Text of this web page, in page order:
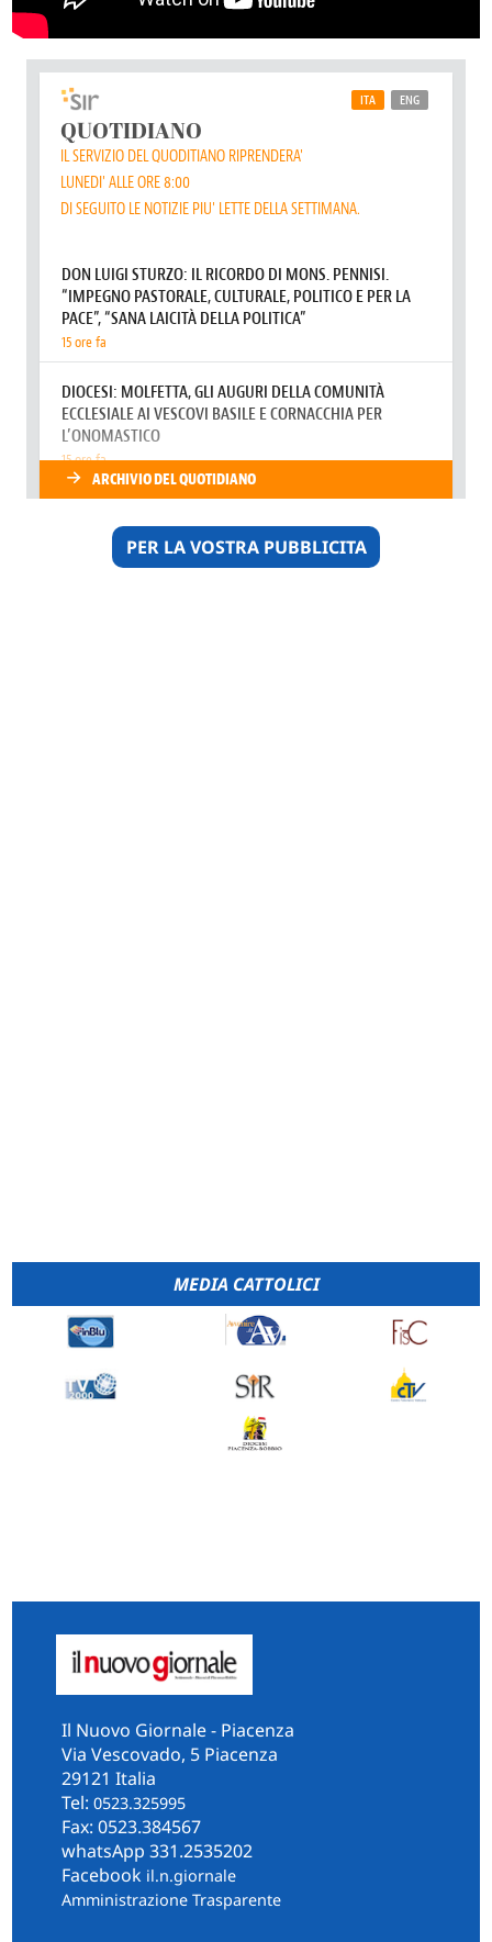
PER LA VOSTRA PUBBLICITA
MEDIA CATTOLICI
Il Nuovo Giornale - Piacenza
Via Vescovado, 5 Piacenza
29121 Italia
Tel: 0523.325995
Fax: 0523.384567
whatsApp 331.2535202
Facebook il.n.giornale
Amministrazione Trasparente